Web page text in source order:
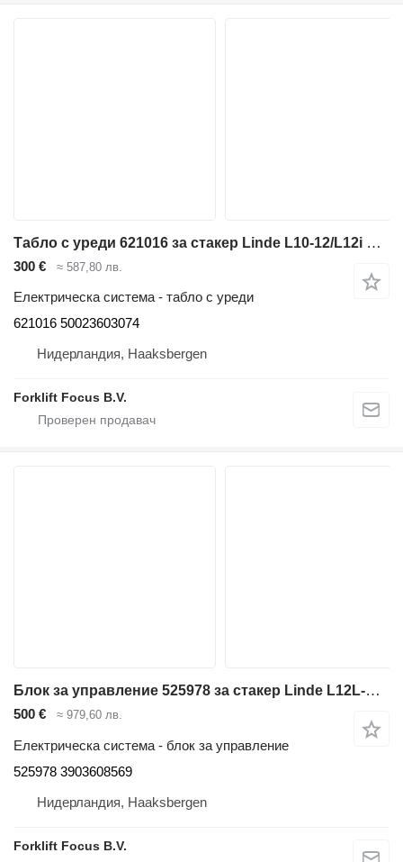
Табло с уреди 621016 за стакер Linde L10-12/L12i Series 1172
300 € ≈ 587,80 лв.
Електрическа система - табло с уреди
621016 50023603074
Нидерландия, Haaksbergen
Forklift Focus B.V.
Блок за управление 525978 за стакер Linde L12L-AP/L14AP Series 133
500 € ≈ 979,60 лв.
Електрическа система - блок за управление
525978 3903608569
Нидерландия, Haaksbergen
Forklift Focus B.V.